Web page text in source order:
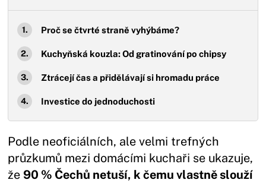
Proč se čtvrté straně vyhýbáme?
Kuchyňská kouzla: Od gratinování po chipsy
Ztrácejí čas a přidělávají si hromadu práce
Investice do jednoduchosti
Podle neoficiálních, ale velmi trefných
průzkumů mezi domácími kuchaři se ukazuje,
že 90 % Čechů netuší, k čemu vlastně slouží